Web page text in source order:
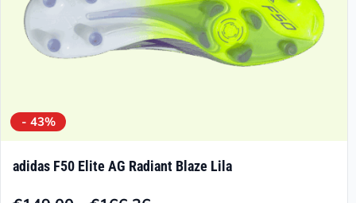
gewählt
werden
- 43%
adidas F50 Elite AG Radiant Blaze Lila